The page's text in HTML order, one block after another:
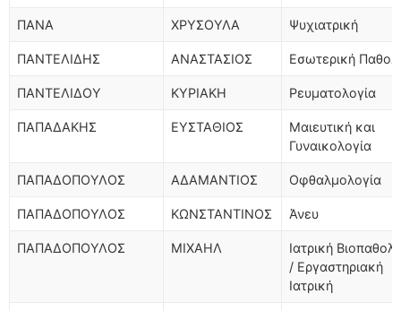
ΠΑΝΑ ΧΡΥΣΟΥΛΑ Ψυχιατρική
ΠΑΝΤΕΛΙΔΗΣ ΑΝΑΣΤΑΣΙΟΣ Εσωτερική
ΠΑΝΤΕΛΙΔΟΥ ΚΥΡΙΑΚΗ Ρευματολογία
ΠΑΠΑΔΑΚΗΣ ΕΥΣΤΑΘΙΟΣ
Μαιευτική και
Γυναικολογία
ΠΑΠΑΔΟΠΟΥΛΟΣ ΑΔΑΜΑΝΤΙΟΣ Οφθαλμολογία
ΠΑΠΑΔΟΠΟΥΛΟΣ ΚΩΝΣΤΑΝΤΙΝΟΣ Άνευ
ΠΑΠΑΔΟΠΟΥΛΟΣ ΜΙΧΑΗΛ
Ιατρική
/ Εργαστηριακή
Ιατρική